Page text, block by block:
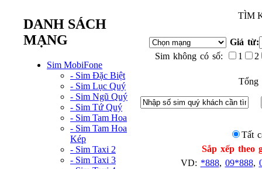
DANH SÁCH
MẠNG
Sim MobiFone
- Sim Đặc Biệt
- Sim Lục Quý
- Sim Ngũ Quý
- Sim Tứ Quý
- Sim Tam Hoa
- Sim Tam Hoa
Kép
- Sim Taxi 2
- Sim Taxi 3
TÌM
Giá từ:
Sim không có số:
1 2
Tất
Sắp xếp theo
VD: *888, 09*888,